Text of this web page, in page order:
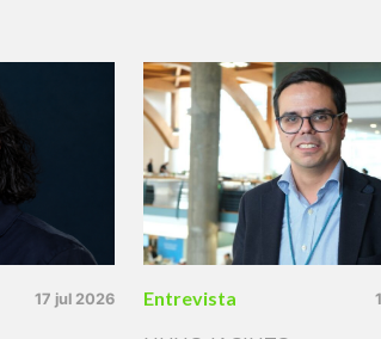
17 jul 2026 Entrevista